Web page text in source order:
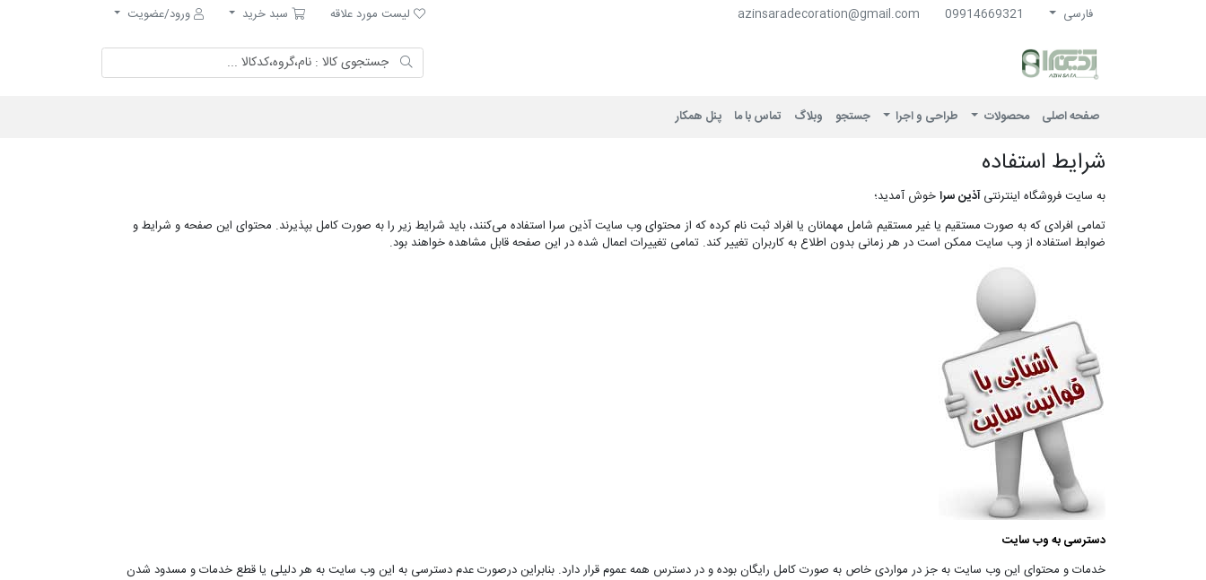
فارسی 09914669321
azinsaradecoration@gmail.com لیست مورد علاقه
لیست مورد علاقه سبد خرید
سبد خرید
ورود/عضویت
صفحه اصلی محصولات طراحی و اجرا جستجو وبلاگ تماس با ما پنل همکار
شرایط استفاده
به سایت فروشگاه اینترنتیآذین سراخوش آمدید؛
تمامی افرادی که به صورت مستقیم یا غیر مستقیم شامل مهمانان یا افراد ثبت نام کرده که از محتوای وب سایت آذین سرا استفاده می‌کنند، باید شرایط زیر را به صورت کامل بپذیرند. محتوای این صفحه و شرایط و
ضوابط استفاده از وب سایت ممکن است در هر زمانی بدون اطلاع به کاربران تغییر کند. تمامی تغییرات اعمال شده در این صفحه قابل مشاهده خواهند بود.
دسترسی به وب سایت
خدمات و محتوای این وب سایت به جز در مواردی خاص به صورت کامل رایگان بوده و در دسترس همه عموم قرار دارد. بنابراین درصورت عدم دسترسی به این وب سایت به هر دلیلی یا قطع خدمات و مسدود شدن